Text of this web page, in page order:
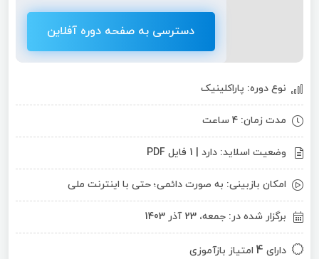
دسترسی به صفحه دوره آفلاین
نوع دوره: پاراکلینیک
مدت زمان: 4 ساعت
وضعیت اسلاید: دارد | 1 فایل PDF
امکان بازبینی: به صورت دائمی؛ حتی با اینترنت ملی
برگزار شده در: جمعه، 23 آذر 1403
دارای 4 امتیاز بازآموزی